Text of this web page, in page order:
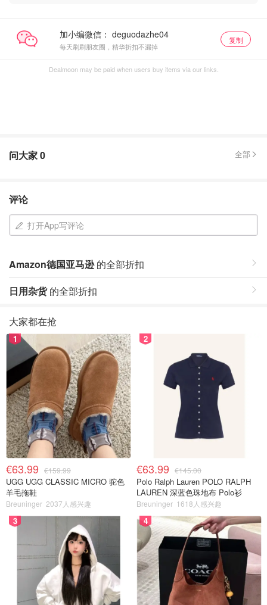
加小编微信：
每天刷刷朋友圈，精华折扣不漏掉
复制
Dealmoon may be paid when users buy items via our links.
问大家0 全部
评论
打开App写评论
Amazon德国亚马逊的全部折扣
日用杂货的全部折扣
大家都在抢
1
€63.99 €159.99
UGG UGG CLASSIC MICRO 驼色
羊毛拖鞋
Breuninger 2037人感兴趣
2
€63.99 €145.00
Polo Ralph Lauren POLO RALPH
LAUREN 深蓝色珠地布 Polo衫
Breuninger 1618人感兴趣
3 4